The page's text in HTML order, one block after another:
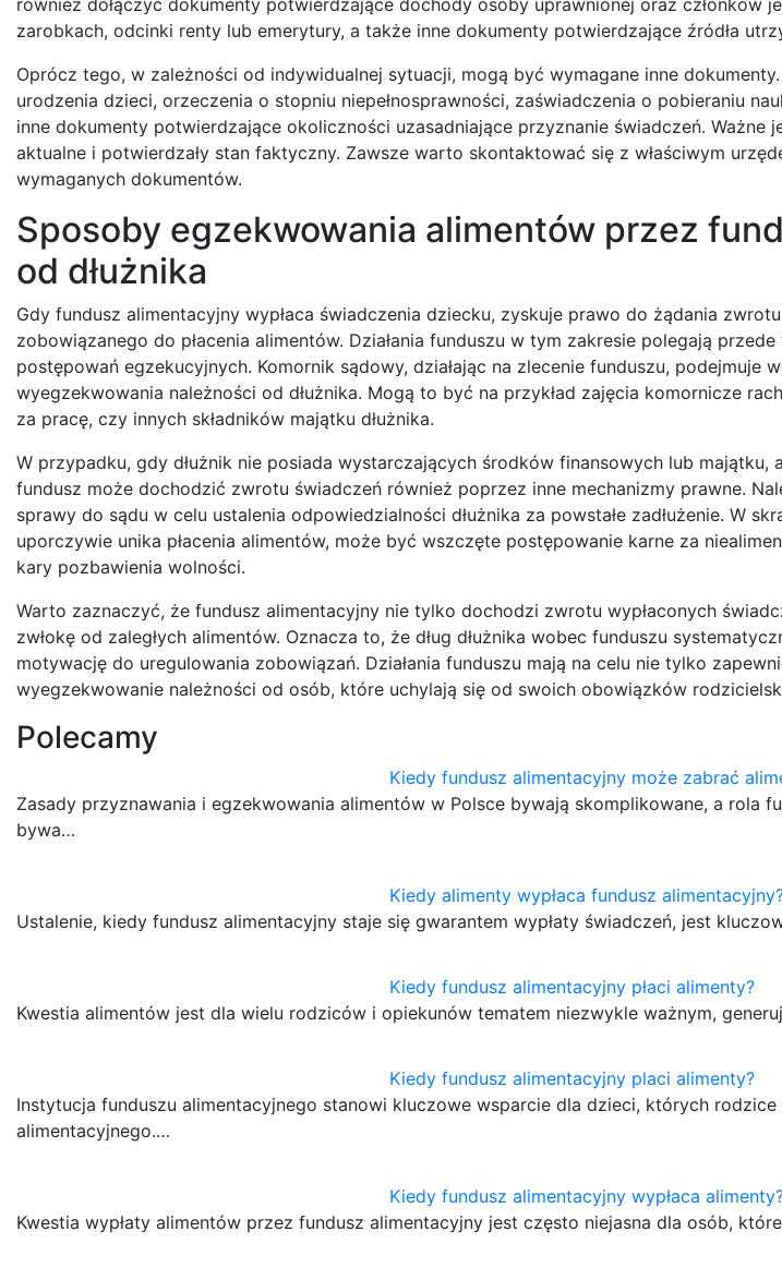
zarobkach, odcinki renty lub emerytury, a także inne dokumenty potwierdzające źródła
Oprócz tego, w zależności od indywidualnej sytuacji, mogą być wymagane inne
urodzenia dzieci, orzeczenia o stopniu niepełnosprawności, zaświadczenia o pobieraniu
inne dokumenty potwierdzające okoliczności uzasadniające przyznanie świadczeń. Ważne
aktualne i potwierdzały stan faktyczny. Zawsze warto skontaktować się z właściwym
wymaganych dokumentów.
Sposoby egzekwowania alimentów przez
od dłużnika
Gdy fundusz alimentacyjny wypłaca świadczenia dziecku, zyskuje prawo do żądania
zobowiązanego do płacenia alimentów. Działania funduszu w tym zakresie polegają
postępowań egzekucyjnych. Komornik sądowy, działając na zlecenie funduszu, podejmuje
wyegzekwowania należności od dłużnika. Mogą to być na przykład zajęcia komornicze
za pracę, czy innych składników majątku dłużnika.
W przypadku, gdy dłużnik nie posiada wystarczających środków finansowych lub majątku,
fundusz może dochodzić zwrotu świadczeń również poprzez inne mechanizmy prawne.
sprawy do sądu w celu ustalenia odpowiedzialności dłużnika za powstałe zadłużenie. W
uporczywie unika płacenia alimentów, może być wszczęte postępowanie karne za
kary pozbawienia wolności.
Warto zaznaczyć, że fundusz alimentacyjny nie tylko dochodzi zwrotu wypłaconych
zwłokę od zaległych alimentów. Oznacza to, że dług dłużnika wobec funduszu
motywację do uregulowania zobowiązań. Działania funduszu mają na celu nie tylko
wyegzekwowanie należności od osób, które uchylają się od swoich obowiązków
Polecamy
Kiedy fundusz alimentacyjny może zabrać
Zasady przyznawania i egzekwowania alimentów w Polsce bywają skomplikowane, a rola
bywa…
Kiedy alimenty wypłaca fundusz
Ustalenie, kiedy fundusz alimentacyjny staje się gwarantem wypłaty świadczeń, jest
Kiedy fundusz alimentacyjny płaci alimenty?
Kwestia alimentów jest dla wielu rodziców i opiekunów tematem niezwykle ważnym,
Kiedy fundusz alimentacyjny placi alimenty?
Instytucja funduszu alimentacyjnego stanowi kluczowe wsparcie dla dzieci, których
alimentacyjnego.…
Kiedy fundusz alimentacyjny wypłaca
Kwestia wypłaty alimentów przez fundusz alimentacyjny jest często niejasna dla osób,